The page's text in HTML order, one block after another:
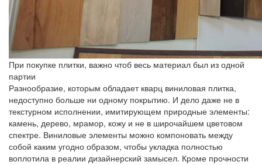
При покупке плитки, важно чтоб весь материал был из одной
партии
Разнообразие, которым обладает кварц виниловая плитка,
недоступно больше ни одному покрытию. И дело даже не в
текстурном исполнении, имитирующем природные элементы:
камень, дерево, мрамор, кожу и не в широчайшем цветовом
спектре. Виниловые элементы можно компоновать между
собой каким угодно образом, чтобы укладка полностью
воплотила в реалии дизайнерский замысел. Кроме прочности